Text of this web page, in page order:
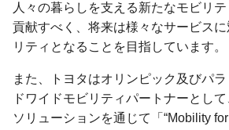
人々の暮らしを支える新たなモビリ
貢献すべく、将来は様々なサービス
リティとなることを目指しています。
また、トヨタはオリンピック及びパ
ドワイドモビリティパートナーとし
ソリューションを通じて「“Mobility